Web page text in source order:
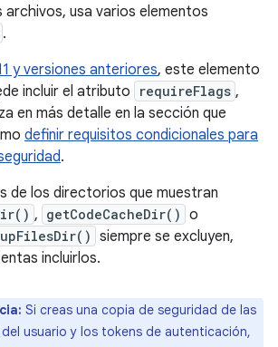
archivos, usa varios elementos
.
y versiones anteriores, este elemento
incluir el atributo
requireFlags ,
en más detalle en la sección que
definir requisitos condicionales para
.
de los directorios que muestran
, getCodeCacheDir() o
siempre se excluyen,
incluirlos.
Si creas una copia de seguridad de las
usuario y los tokens de autenticación,